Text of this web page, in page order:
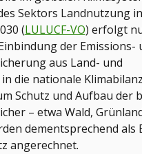
Sektors Landnutzung
(LULUCF-VO) erfolgt
der Emissions-
aus Land- und
die nationale
Schutz und Aufbau der
– etwa Wald,
dementsprechend als
angerechnet.